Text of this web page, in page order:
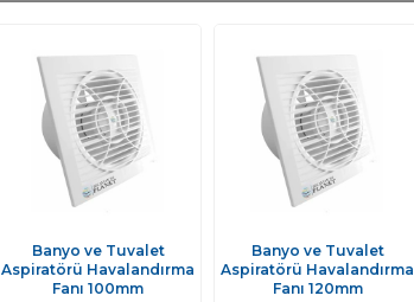
Banyo ve Tuvalet
Aspiratörü Havalandırma
Fanı 100mm
Banyo ve Tuvalet
Aspiratörü Havalandırma
Fanı 120mm